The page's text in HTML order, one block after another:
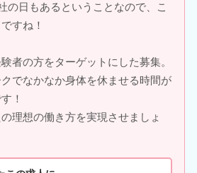
の日もあるということなので、こ
すね！
者の方をターゲットにした募集。
でなかなか身体を休ませる時間が
！
理想の働き方を実現させましょ